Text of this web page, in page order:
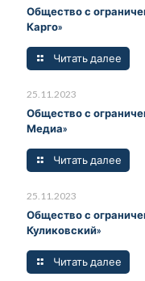
Общество с
Карго»
Читать далее
25.11.2023
Общество с
Медиа»
Читать далее
25.11.2023
Общество с
Куликовский»
Читать далее